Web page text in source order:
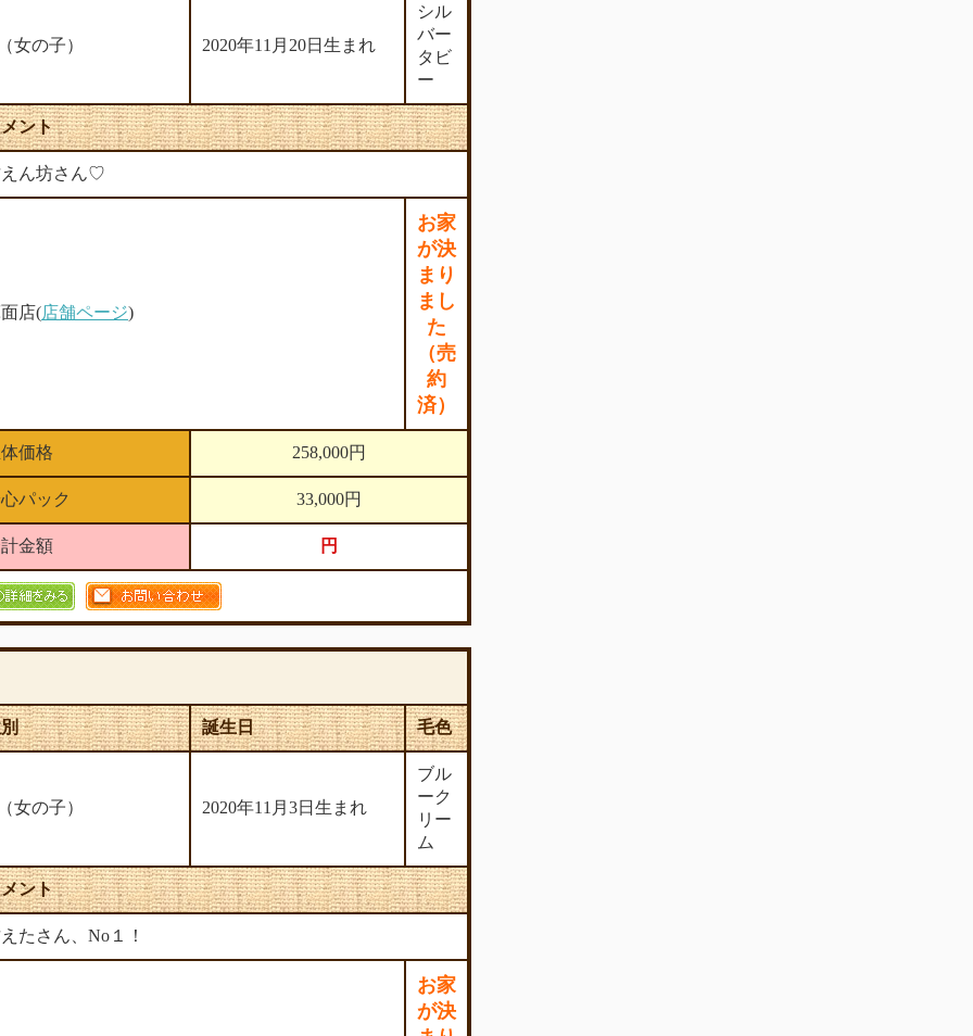
女の子） 2020年11月20日生まれ
シル
バー
タビ
ー
ント
ん坊さん♡
店(店舗ページ)
お家
が決
まり
まし
た
（売
約
済）
価格 258,000円
パック 33,000円
金額 円
誕生日 毛色
女の子） 2020年11月3日生まれ
ブル
ーク
リー
ム
ント
たさん、No１！
お家
が決